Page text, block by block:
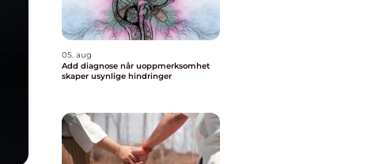
05. aug
Add diagnose når uoppmerksomhet
skaper usynlige hindringer